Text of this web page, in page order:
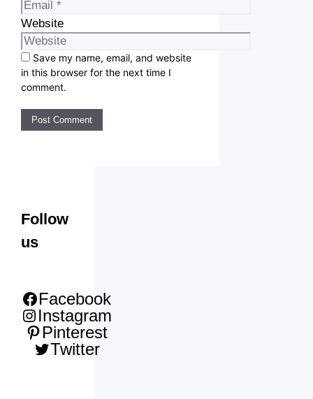
Website
Save my name, email, and website
in this browser for the next time I
comment.
Follow
us
Facebook
Instagram
Pinterest
Twitter